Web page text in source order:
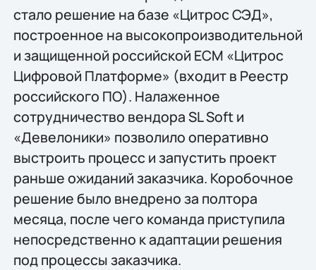
стало решение на базе «Цитрос СЭД»,
построенное на высокопроизводительной
и защищенной российской ECM «Цитрос
Цифровой Платформе» (входит в Реестр
российского ПО). Налаженное
сотрудничество вендора SL Soft и
«Девелоники» позволило оперативно
выстроить процесс и запустить проект
раньше ожиданий заказчика. Коробочное
решение было внедрено за полтора
месяца, после чего команда приступила
непосредственно к адаптации решения
под процессы заказчика.